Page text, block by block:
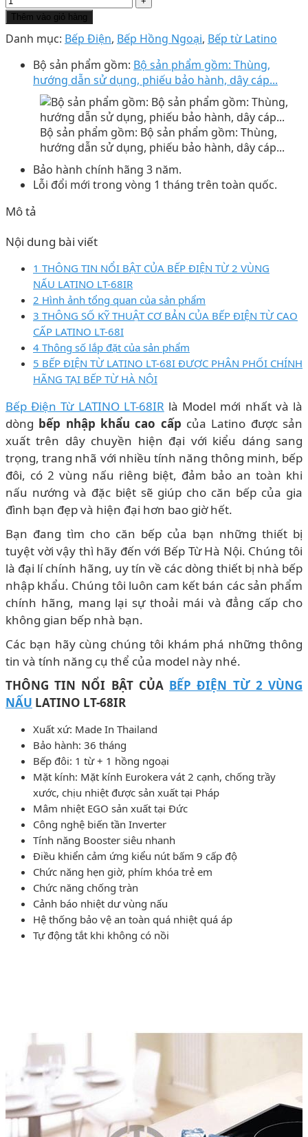
Thêm vào giỏ hàng
Danh mục: Bếp Điện, Bếp Hồng Ngoại, Bếp từ Latino
Bộ sản phẩm gồm: Bộ sản phẩm gồm: Thùng,
hướng dẫn sử dụng, phiếu bảo hành, dây cáp...
Bộ sản phẩm gồm: Bộ sản phẩm gồm: Thùng,
hướng dẫn sử dụng, phiếu bảo hành, dây cáp...
Bảo hành chính hãng 3 năm.
Lỗi đổi mới trong vòng 1 tháng trên toàn quốc.
Mô tả
Nội dung bài viết
1 THÔNG TIN NỔI BẬT CỦA BẾP ĐIỆN TỪ 2 VÙNG
NẤU LATINO LT-68IR
2 Hình ảnh tổng quan của sản phẩm
3 THÔNG SỐ KỸ THUẬT CƠ BẢN CỦA BẾP ĐIỆN TỪ CAO
CẤP LATINO LT-68I
4 Thông số lắp đặt của sản phẩm
5 BẾP ĐIỆN TỪ LATINO LT-68I ĐƯỢC PHÂN PHỐI CHÍNH
HÃNG TẠI BẾP TỪ HÀ NỘI
Bếp Điện Từ LATINO LT-68IR là Model mới nhất và là
dòng bếp nhập khẩu cao cấp của Latino được sản
xuất trên dây chuyền hiện đại với kiểu dáng sang
trọng, trang nhã với nhiều tính năng thông minh, bếp
đôi, có 2 vùng nấu riêng biệt, đảm bảo an toàn khi
nấu nướng và đặc biệt sẽ giúp cho căn bếp của gia
đình bạn đẹp và hiện đại hơn bao giờ hết.
Bạn đang tìm cho căn bếp của bạn những thiết bị
tuyệt vời vậy thì hãy đến với Bếp Từ Hà Nội. Chúng tôi
là đại lí chính hãng, uy tín về các dòng thiết bị nhà bếp
nhập khẩu. Chúng tôi luôn cam kết bán các sản phẩm
chính hãng, mang lại sự thoải mái và đẳng cấp cho
không gian bếp nhà bạn.
Các bạn hãy cùng chúng tôi khám phá những thông
tin và tính năng cụ thể của model này nhé.
THÔNG TIN NỔI BẬT CỦA BẾP ĐIỆN TỪ 2 VÙNG
NẤU LATINO LT-68IR
Xuất xứ: Made In Thailand
Bảo hành: 36 tháng
Bếp đôi: 1 từ + 1 hồng ngoại
Mặt kính: Mặt kính Eurokera vát 2 cạnh, chống trầy
xước, chịu nhiệt được sản xuất tại Pháp
Mâm nhiệt EGO sản xuất tại Đức
Công nghệ biến tần Inverter
Tính năng Booster siêu nhanh
Điều khiển cảm ứng kiểu nút bấm 9 cấp độ
Chức năng hẹn giờ, phím khóa trẻ em
Chức năng chống tràn
Cảnh báo nhiệt dư vùng nấu
Hệ thống bảo vệ an toàn quá nhiệt quá áp
Tự động tắt khi không có nồi